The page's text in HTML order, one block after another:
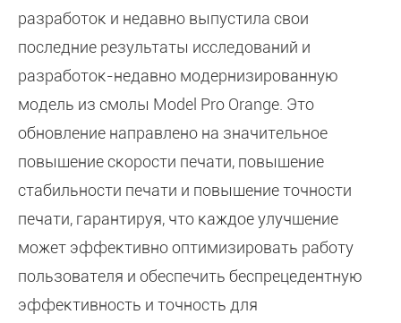
разработок и недавно выпустила свои
последние результаты исследований и
разработок-недавно модернизированную
модель из смолы Model Pro Orange. Это
обновление направлено на значительное
повышение скорости печати, повышение
стабильности печати и повышение точности
печати, гарантируя, что каждое улучшение
может эффективно оптимизировать работу
пользователя и обеспечить беспрецедентную
эффективность и точность для